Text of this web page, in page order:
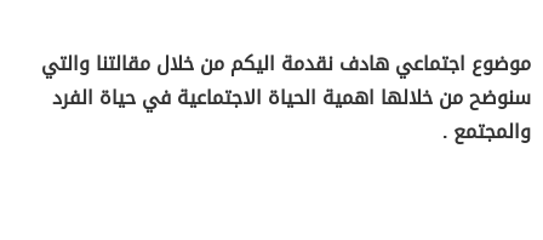
موضوع اجتماعي هادف نقدمة اليكم من خلال مقالتنا والتي
سنوضح من خلالها اهمية الحياة الاجتماعية في حياة الفرد
والمجتمع .